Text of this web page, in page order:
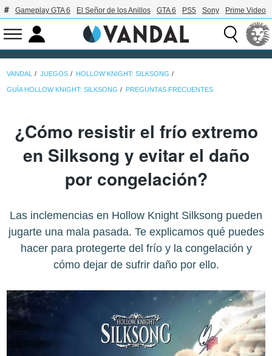
Gameplay GTA 6 El Señor de los Anillos GTA 6 PS5 Sony Prime Video
VANDAL JUEGOS HOLLOW KNIGHT: SILKSONG
GUÍA HOLLOW KNIGHT: SILKSONG PREGUNTAS FRECUENTES
¿Cómo resistir el frío extremo
en Silksong y evitar el daño
por congelación?
Las inclemencias en Hollow Knight Silksong pueden
jugarte una mala pasada. Te explicamos qué puedes
hacer para protegerte del frío y la congelación y
cómo dejar de sufrir daño por ello.